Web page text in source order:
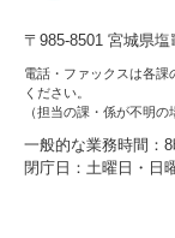
〒985-8501 宮城県
電話・ファックスは各課
ください。
（担当の課・係が不明
一般的な業務時間：
閉庁日：土曜日・日